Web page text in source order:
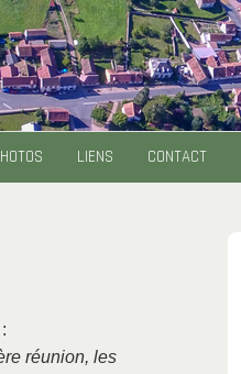
LIENS CONTACT
réunion, les